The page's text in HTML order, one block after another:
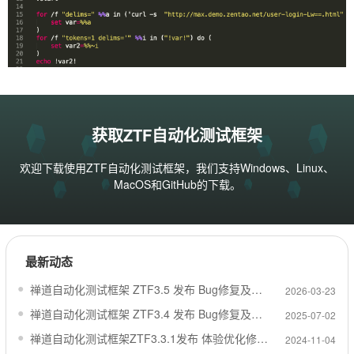
获取ZTF自动化测试框架
欢迎下载使用ZTF自动化测试框架，我们支持Windows、Linux、
MacOS和GitHub的下载。
最新动态
禅道自动化测试框架 ZTF3.5 发布 Bug修复及增强稳定性 2026-03-23
禅道自动化测试框架 ZTF3.4 发布 Bug修复及增强稳定性 2025-07-02
禅道自动化测试框架ZTF3.3.1发布 体验优化修复在Windows异常报错 2024-11-04